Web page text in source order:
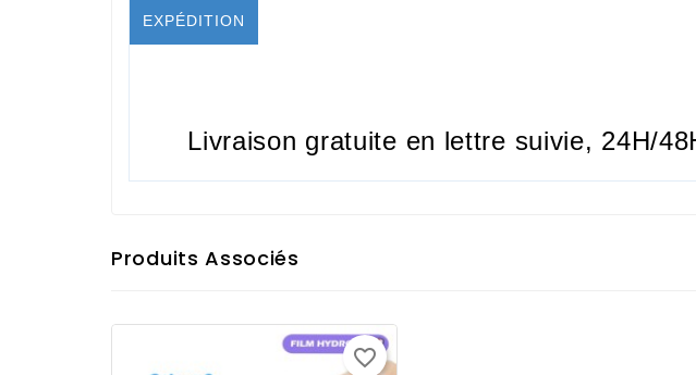
EXPÉDITION
Livraison gratuite en lettre suivie, 24H/
Produits Associés
favorite_border